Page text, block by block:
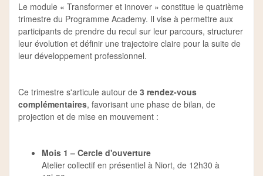
Le module « Transformer et innover » constitue le quatrième
trimestre du Programme Academy. Il vise à permettre aux
participants de prendre du recul sur leur parcours, structurer
leur évolution et définir une trajectoire claire pour la suite de
leur développement professionnel.
Ce trimestre s'articule autour de 3 rendez-vous
complémentaires, favorisant une phase de bilan, de
projection et de mise en mouvement :
Mois 1 – Cercle d'ouverture
Atelier collectif en présentiel à Niort, de 12h30 à